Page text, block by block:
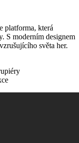
platforma, která
S moderním designem
světa her.